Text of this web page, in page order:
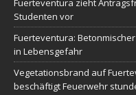
Fuerteventura zieht
Studenten vor
Fuerteventura:
in Lebensgefahr
Vegetationsbrand auf
beschäftigt Feuerwehr